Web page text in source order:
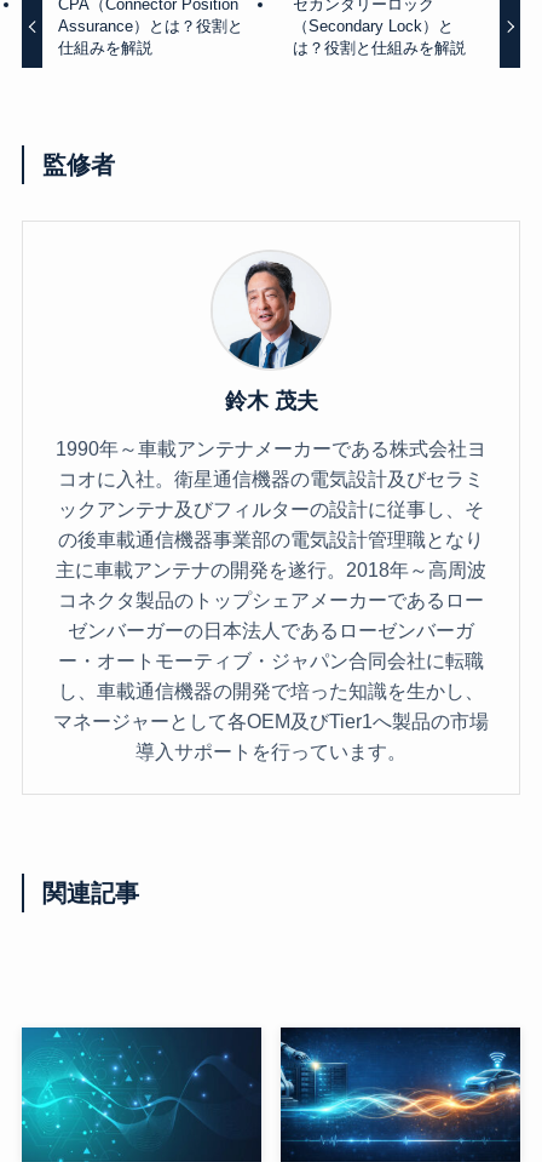
CPA（Connector Position
Assurance）とは？役割と
仕組みを解説
セカンダリーロック
（Secondary Lock）と
は？役割と仕組みを解説
監修者
鈴木 茂夫
1990年～車載アンテナメーカーである株式会社ヨ
コオに入社。衛星通信機器の電気設計及びセラミ
ックアンテナ及びフィルターの設計に従事し、そ
の後車載通信機器事業部の電気設計管理職となり
主に車載アンテナの開発を遂行。2018年～高周波
コネクタ製品のトップシェアメーカーであるロー
ゼンバーガーの日本法人であるローゼンバーガ
ー・オートモーティブ・ジャパン合同会社に転職
し、車載通信機器の開発で培った知識を生かし、
マネージャーとして各OEM及びTier1へ製品の市場
導入サポートを行っています。
関連記事